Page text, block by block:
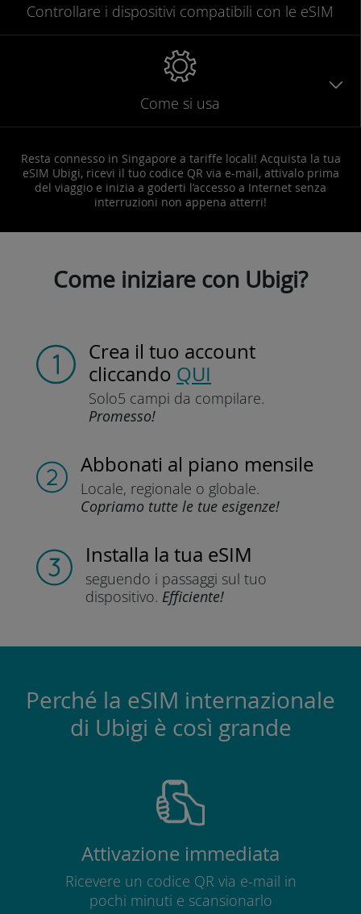
Controllare i dispositivi compatibili con le eSIM
Come si usa
Resta connesso in Singapore a tariffe locali! Acquista la tua
eSIM Ubigi, ricevi il tuo codice QR via e-mail, attivalo prima
del viaggio e inizia a goderti l’accesso a Internet senza
interruzioni non appena atterri!
Come iniziare con Ubigi?
Crea il tuo account
cliccando QUI
Solo5 campi da compilare.
Promesso!
Abbonati al piano mensile
Locale, regionale o globale.
Copriamo tutte le tue esigenze!
Installa la tua eSIM
seguendo i passaggi sul tuo
dispositivo. Efficiente!
Perché la eSIM internazionale
di Ubigi è così grande
Attivazione immediata
Ricevere un codice QR via e-mail in
pochi minuti e scansionarlo